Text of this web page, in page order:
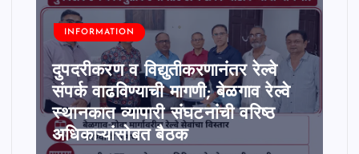
INFORMATION
दुपदरीकरण व विद्युतीकरणानंतर रेल्वे
संपर्क वाढविण्याची मागणी; बेळगाव रेल्वे
स्थानकात व्यापारी संघटनांची वरिष्ठ
अधिकाऱ्यांसोबत बैठक